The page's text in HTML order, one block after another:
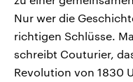
Nur wer die
richtigen Schlüsse.
schreibt Couturier,
Revolution von 1830